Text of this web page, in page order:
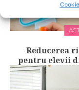
Reducerea
pentru elevii